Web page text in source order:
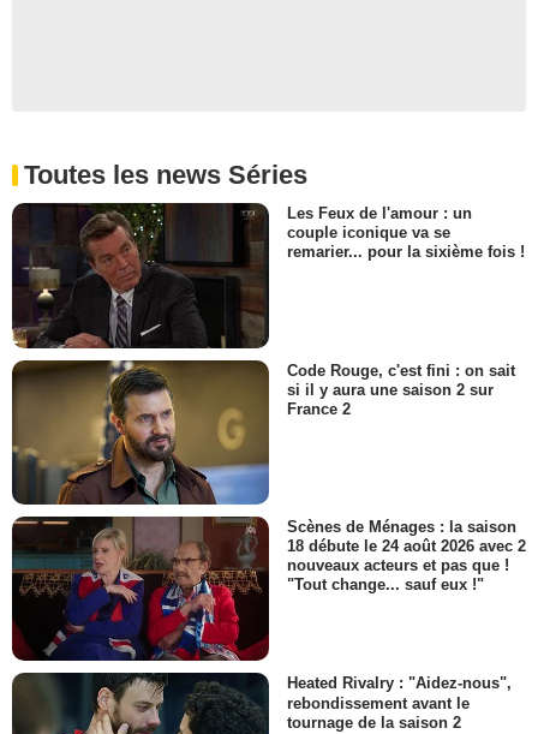
Toutes les news Séries
Les Feux de l'amour : un
couple iconique va se
remarier... pour la sixième fois !
Code Rouge, c'est fini : on sait
si il y aura une saison 2 sur
France 2
Scènes de Ménages : la saison
18 débute le 24 août 2026 avec 2
nouveaux acteurs et pas que !
"Tout change... sauf eux !"
Heated Rivalry : "Aidez-nous",
rebondissement avant le
tournage de la saison 2